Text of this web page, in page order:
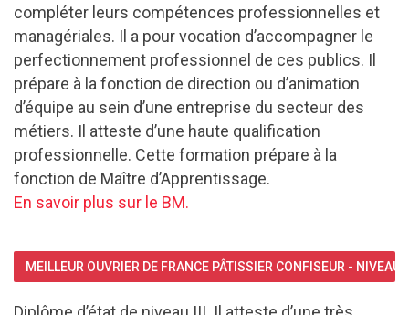
compléter leurs compétences professionnelles et
managériales. Il a pour vocation d’accompagner le
perfectionnement professionnel de ces publics. Il
prépare à la fonction de direction ou d’animation
d’équipe au sein d’une entreprise du secteur des
métiers. Il atteste d’une haute qualification
professionnelle. Cette formation prépare à la
fonction de Maître d’Apprentissage.
En savoir plus sur le BM.
MEILLEUR OUVRIER DE FRANCE PÂTISSIER CONFISEUR - NIVEAU